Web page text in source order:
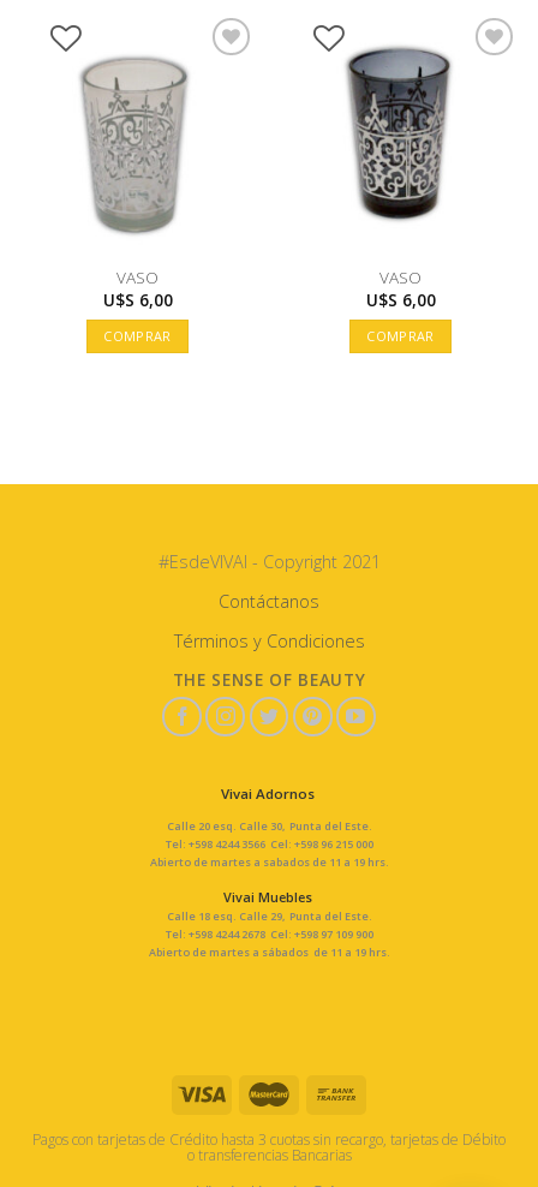
VASO
U$S 6,00
COMPRAR
VASO
U$S 6,00
COMPRAR
#EsdeVIVAI - Copyright 2021
Contáctanos
Términos y Condiciones
THE SENSE OF BEAUTY
Vivai Adornos
Calle 20 esq. Calle 30, Punta del Este.
Tel: +598 4244 3566 Cel: +598 96 215 000
Abierto de martes a sabados de 11 a 19 hrs.
Vivai Muebles
Calle 18 esq. Calle 29, Punta del Este.
Tel: +598 4244 2678 Cel: +598 97 109 900
Abierto de martes a sábados de 11 a 19 hrs.
Pagos con tarjetas de Crédito hasta 3 cuotas sin recargo, tarjetas de Débito
o transferencias Bancarias